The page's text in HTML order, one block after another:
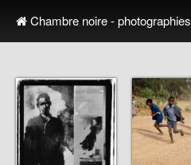
Chambre noire - photographies